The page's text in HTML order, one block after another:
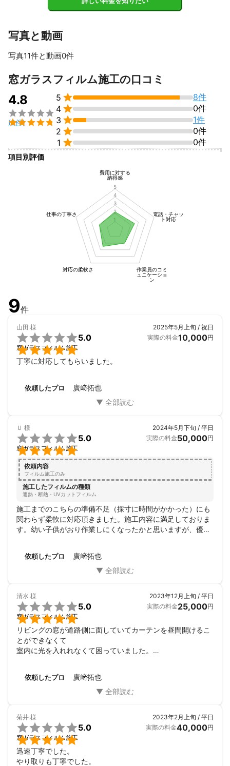
写真と動画
写真11件と動画0件
すべて見る
窓ガラスフィルム施工の口コミ
4.8


(9件)
5 
8件
4 
0件
3 
1件
2 
0件
1  0件
項目別評価
費用に対する
納得感
電話・チャッ
ト対応
作業員のコミ
ュニケーショ
ン
対応の柔軟さ
仕事の丁寧さ
1
2
3
4
5
9件
山田 様


5.0
窓ガラスフィルム施工
2025年5月上旬 / 祝日
実際の料金10,000円
丁寧に対応してもらいました。
依頼したプロ 廣﨑拓也
Ｕ 様


5.0
窓ガラスフィルム施工
2024年5月下旬 / 平日
実際の料金50,000円
依頼内容
フィルム施工のみ
施工したフィルムの種類
遮熱・断熱・UVカットフィルム
施工までのこちらの準備不足（採寸に時間がかかった）にも
関わらず柔軟に対応頂きました。施工内容に満足しておりま
す。幼い子供がおり作業しにくなったかと思いますが、優し
依頼したプロ 廣﨑拓也
清水 様


5.0
窓ガラスフィルム施工
2023年12月上旬 / 平日
実際の料金25,000円
リビングの窓が道路側に面していてカーテンを昼間開けるこ
とができなくて
室内に光を入れれなくて困っていました。
こちらに依頼して本当に丁寧にご対応していただき、またす
ごく良い方で安心しました。誠にありがとうございました。
依頼したプロ 廣﨑拓也
菊井 様


5.0
窓ガラスフィルム施工
2023年2月上旬 / 平日
実際の料金40,000円
迅速丁寧でした。
やり取りも丁寧でした。